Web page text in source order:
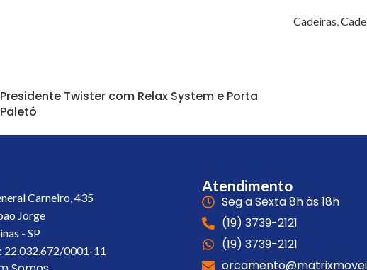
Cadeiras,
Presidente Twister com Relax System e Porta
Paletó
Carneiro, 435
Jorge
- SP
22.032.672/0001-11
Atendimento
Seg a Sexta 8h às 18h
(19) 3739-2121
(19) 3739-2121